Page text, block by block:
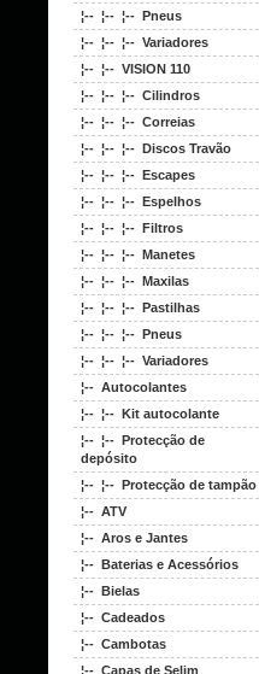
¦-- ¦-- ¦-- Pneus
¦-- ¦-- ¦-- Variadores
¦-- ¦-- VISION 110
¦-- ¦-- ¦-- Cilindros
¦-- ¦-- ¦-- Correias
¦-- ¦-- ¦-- Discos Travão
¦-- ¦-- ¦-- Escapes
¦-- ¦-- ¦-- Espelhos
¦-- ¦-- ¦-- Filtros
¦-- ¦-- ¦-- Manetes
¦-- ¦-- ¦-- Maxilas
¦-- ¦-- ¦-- Pastilhas
¦-- ¦-- ¦-- Pneus
¦-- ¦-- ¦-- Variadores
¦-- Autocolantes
¦-- ¦-- Kit autocolante
¦-- ¦-- Protecção de
depósito
¦-- ¦-- Protecção de tampão
¦-- ATV
¦-- Aros e Jantes
¦-- Baterias e Acessórios
¦-- Bielas
¦-- Cadeados
¦-- Cambotas
¦-- Capas de Selim